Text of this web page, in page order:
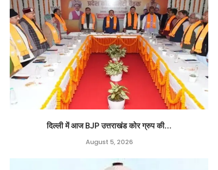
दिल्ली में आज BJP उत्तराखंड कोर ग्रुप की...
August 5, 2026